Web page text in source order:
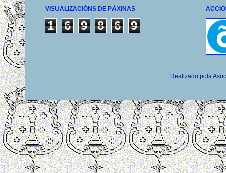
VISUALIZACIÓNS DE PÁXINAS
1 6 9 8 6 9
Realizado pola